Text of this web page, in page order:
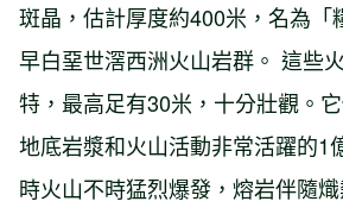
斑晶，估計厚度約400米，名為「
早白堊世滘西洲火山岩群。 這些
特，最高足有30米，十分壯觀。
地底岩漿和火山活動非常活躍的1
時火山不時猛烈爆發，熔岩伴隨